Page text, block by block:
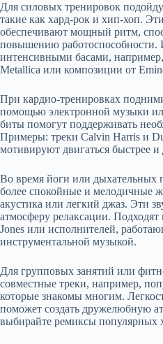
Для силовых тренировок
такие как хард-рок и хип-хоп.
обеспечивают мощный ритм,
повышению работоспособности.
интенсивными басами,
Metallica или композиции от
При кардио-тренировках
помощью электронной музыки
биты помогут поддерживать
Примеры: треки Calvin Harris и
мотивируют двигаться быстрее и
Во время йоги или дыхательных
более спокойные и мелодичные
акустика или легкий джаз. Эти
атмосферу релаксации.
Jones или исполнителей,
инструментальной музыкой.
Для групповых занятий или
совместные треки, например,
которые знакомы многим.
поможет создать дружелюбную
выбирайте ремиксы популярных